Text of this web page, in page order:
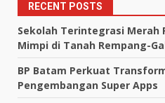
RECENT POSTS
Sekolah Terintegrasi Merah
Mimpi di Tanah Rempang-
BP Batam Perkuat
Pengembangan Super Apps